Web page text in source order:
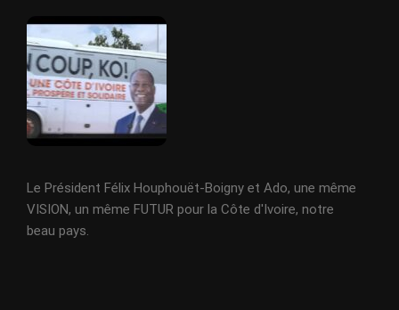
Le Président Félix Houphouët-Boigny et Ado, une même
VISION, un même FUTUR pour la Côte d'Ivoire, notre
beau pays.